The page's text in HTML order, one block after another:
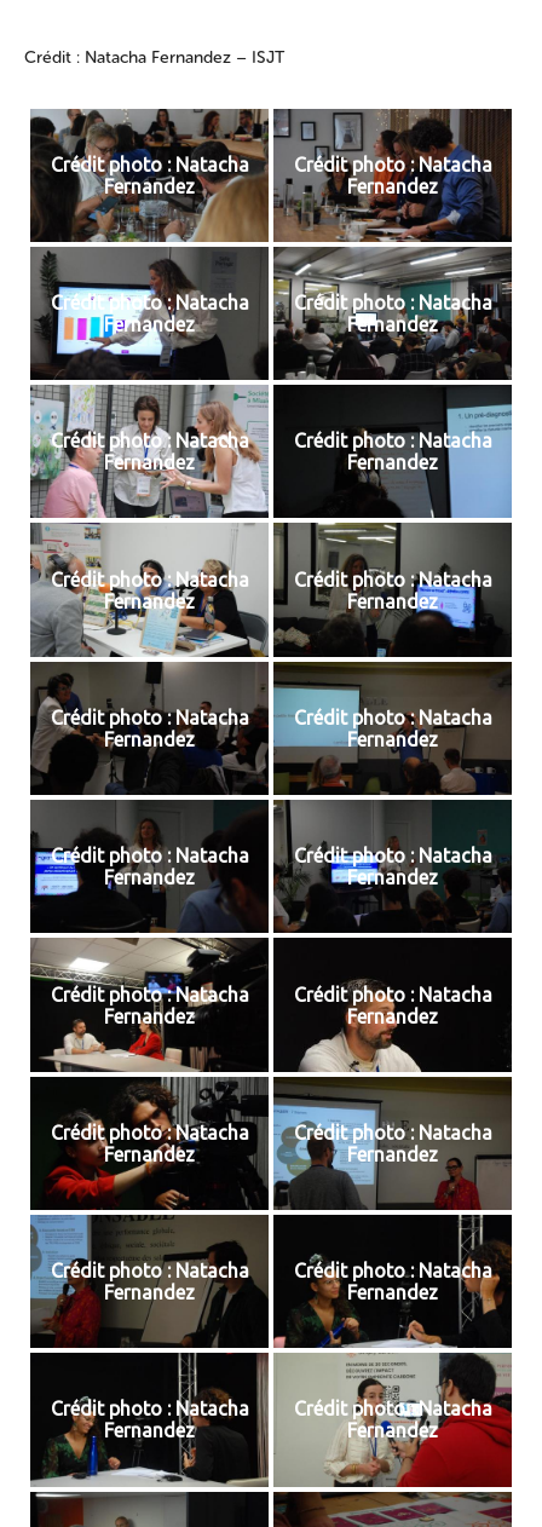
Crédit : Natacha Fernandez – ISJT
Crédit photo : Natacha
Fernandez
Crédit photo : Natacha
Fernandez
Crédit photo : Natacha
Fernandez
Crédit photo : Natacha
Fernandez
Crédit photo : Natacha
Fernandez
Crédit photo : Natacha
Fernandez
Crédit photo : Natacha
Fernandez
Crédit photo : Natacha
Fernandez
Crédit photo : Natacha
Fernandez
Crédit photo : Natacha
Fernandez
Crédit photo : Natacha
Fernandez
Crédit photo : Natacha
Fernandez
Crédit photo : Natacha
Fernandez
Crédit photo : Natacha
Fernandez
Crédit photo : Natacha
Fernandez
Crédit photo : Natacha
Fernandez
Crédit photo : Natacha
Fernandez
Crédit photo : Natacha
Fernandez
Crédit photo : Natacha
Fernandez
Crédit photo : Natacha
Fernandez